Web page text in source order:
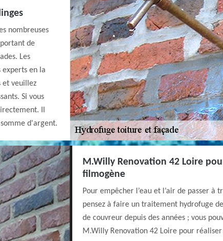
nombreuses
de
Les
en la
et veuillez
Si vous
Il
d'argent.
M.Willy Renovation 42 Loire
filmogène
Pour empêcher l’eau et l’air de passer à
pensez à faire un traitement hydrofuge
de couvreur depuis des années ; vous
M.Willy Renovation 42 Loire pour